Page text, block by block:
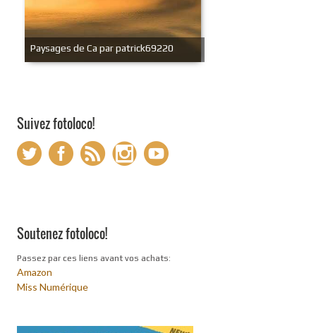
Paysages de Ca par patrick69220
Suivez fotoloco!
Soutenez fotoloco!
Passez par ces liens avant vos achats:
Amazon
Miss Numérique